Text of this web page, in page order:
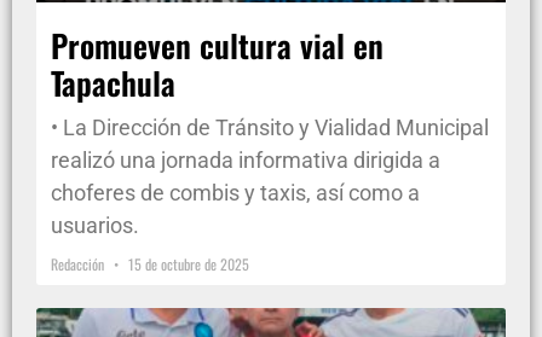
Promueven cultura vial en
Tapachula
• La Dirección de Tránsito y Vialidad Municipal
realizó una jornada informativa dirigida a
choferes de combis y taxis, así como a
usuarios.
Redacción 15 de octubre de 2025